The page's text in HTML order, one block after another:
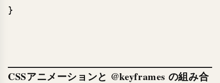
CSSアニメーションと @keyframes の組み合